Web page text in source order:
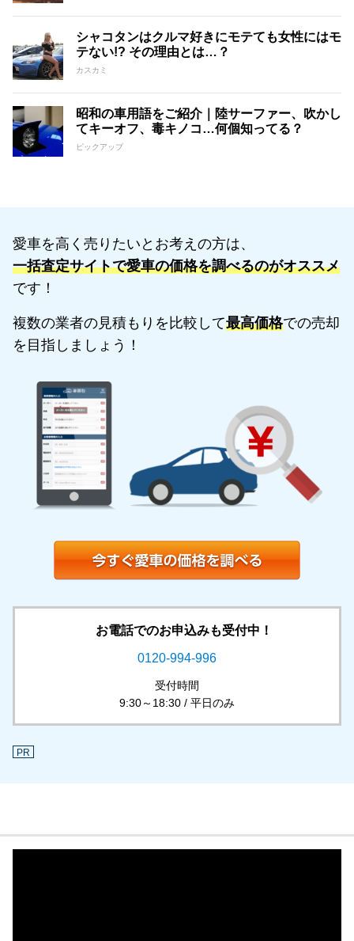
シャコタンはクルマ好きにモテても女性にはモ
テない!? その理由とは…？
カスカミ
昭和の車用語をご紹介｜陸サーファー、吹かし
てキーオフ、毒キノコ…何個知ってる？
ピックアップ
愛車を高く売りたいとお考えの方は、
一括査定サイトで愛車の価格を調べるのがオススメ
です！
複数の業者の見積もりを比較して最高価格での売却
を目指しましょう！
お電話でのお申込みも受付中！
0120-994-996
受付時間
9:30～18:30 / 平日のみ
PR